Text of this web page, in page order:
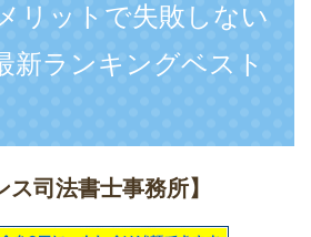
リットで失敗しない
新ランキングベスト
ス司法書士事務所】